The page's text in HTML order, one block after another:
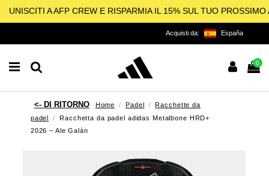
UNISCITI A AFP CREW E RISPARMIA IL 15% SUL TUO PROSSIMO
Acquisti da: España
0
Home Padel
Racchette da
padel
Racchetta da padel adidas Metalbone HRD+
2026 – Ale Galán